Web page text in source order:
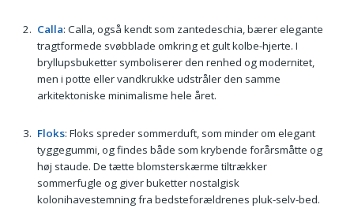
Calla: Calla, også kendt som zantedeschia, bærer elegante
tragtformede svøbblade omkring et gult kolbe-hjerte. I
bryllupsbuketter symboliserer den renhed og modernitet,
men i potte eller vandkrukke udstråler den samme
arkitektoniske minimalisme hele året.
Floks: Floks spreder sommerduft, som minder om elegant
tyggegummi, og findes både som krybende forårsmåtte og
høj staude. De tætte blomsterskærme tiltrækker
sommerfugle og giver buketter nostalgisk
kolonihavestemning fra bedsteforældrenes pluk-selv-bed.